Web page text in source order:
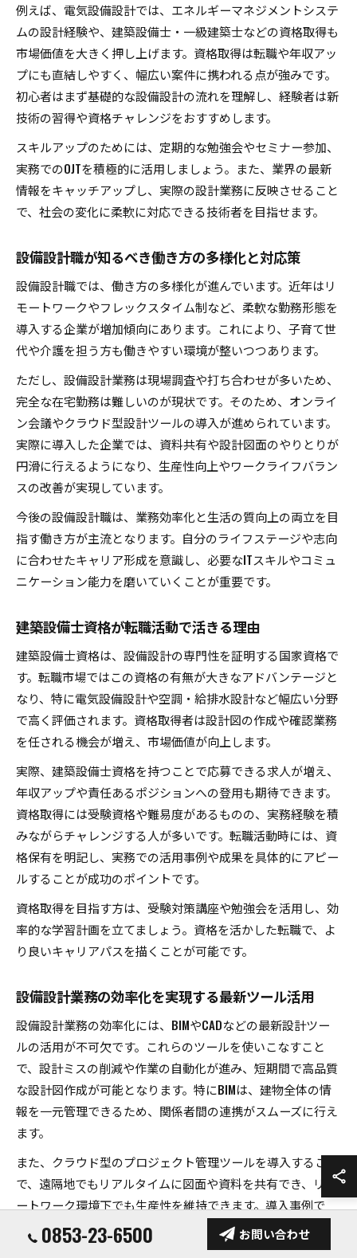
例えば、電気設備設計では、エネルギーマネジメントシステ
ムの設計経験や、建築設備士・一級建築士などの資格取得も
市場価値を大きく押し上げます。資格取得は転職や年収アッ
プにも直結しやすく、幅広い案件に携われる点が強みです。
初心者はまず基礎的な設備設計の流れを理解し、経験者は新
技術の習得や資格チャレンジをおすすめします。
スキルアップのためには、定期的な勉強会やセミナー参加、
実務でのOJTを積極的に活用しましょう。また、業界の最新
情報をキャッチアップし、実際の設計業務に反映させること
で、社会の変化に柔軟に対応できる技術者を目指せます。
設備設計職が知るべき働き方の多様化と対応策
設備設計職では、働き方の多様化が進んでいます。近年はリ
モートワークやフレックスタイム制など、柔軟な勤務形態を
導入する企業が増加傾向にあります。これにより、子育て世
代や介護を担う方も働きやすい環境が整いつつあります。
ただし、設備設計業務は現場調査や打ち合わせが多いため、
完全な在宅勤務は難しいのが現状です。そのため、オンライ
ン会議やクラウド型設計ツールの導入が進められています。
実際に導入した企業では、資料共有や設計図面のやりとりが
円滑に行えるようになり、生産性向上やワークライフバラン
スの改善が実現しています。
今後の設備設計職は、業務効率化と生活の質向上の両立を目
指す働き方が主流となります。自分のライフステージや志向
に合わせたキャリア形成を意識し、必要なITスキルやコミュ
ニケーション能力を磨いていくことが重要です。
建築設備士資格が転職活動で活きる理由
建築設備士資格は、設備設計の専門性を証明する国家資格で
す。転職市場ではこの資格の有無が大きなアドバンテージと
なり、特に電気設備設計や空調・給排水設計など幅広い分野
で高く評価されます。資格取得者は設計図の作成や確認業務
を任される機会が増え、市場価値が向上します。
実際、建築設備士資格を持つことで応募できる求人が増え、
年収アップや責任あるポジションへの登用も期待できます。
資格取得には受験資格や難易度があるものの、実務経験を積
みながらチャレンジする人が多いです。転職活動時には、資
格保有を明記し、実務での活用事例や成果を具体的にアピー
ルすることが成功のポイントです。
資格取得を目指す方は、受験対策講座や勉強会を活用し、効
率的な学習計画を立てましょう。資格を活かした転職で、よ
り良いキャリアパスを描くことが可能です。
設備設計業務の効率化を実現する最新ツール活用
設備設計業務の効率化には、BIMやCADなどの最新設計ツー
ルの活用が不可欠です。これらのツールを使いこなすこと
で、設計ミスの削減や作業の自動化が進み、短期間で高品質
な設計図作成が可能となります。特にBIMは、建物全体の情
報を一元管理できるため、関係者間の連携がスムーズに行え
ます。
また、クラウド型のプロジェクト管理ツールを導入すること
で、遠隔地でもリアルタイムに図面や資料を共有でき、リモ
ートワーク環境下でも生産性を維持できます。導入事例で
は、設計変更の履歴管理やコミュニケーションの効率化な
ど、多くのメリットが報告されています。
0853-23-6500 お問い合わせ